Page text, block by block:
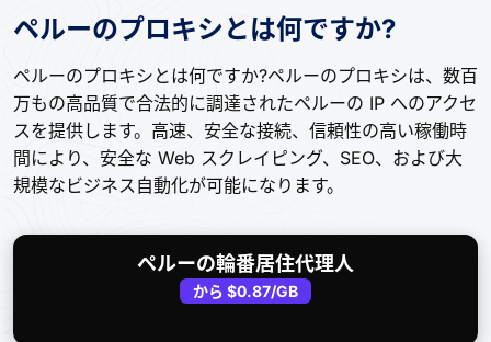
ペルーのプロキシとは何ですか?
ペルーのプロキシとは何ですか?ペルーのプロキシは、数百
万もの高品質で合法的に調達されたペルーの IP へのアクセ
スを提供します。高速、安全な接続、信頼性の高い稼働時
間により、安全な Web スクレイピング、SEO、および大
規模なビジネス自動化が可能になります。
ペルーの輪番居住代理人
から $0.87/GB